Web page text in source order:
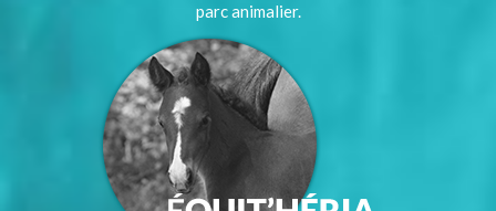
parc animalier.